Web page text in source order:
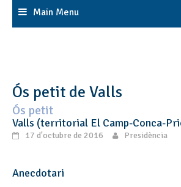
Main Menu
Ós petit de Valls
Ós petit
Valls (territorial El Camp-Conca-
17 d'octubre de 2016 Presidència
Anecdotari